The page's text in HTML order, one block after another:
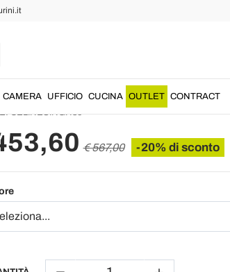
CAMERA UFFICIO CUCINA OUTLET CONTRACT
di design per
da pranzo Celine H80
CELINESINGH80
€ 567,00 -20% di sconto